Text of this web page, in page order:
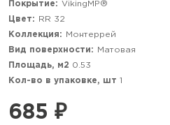
Покрытие: VikingMP®
Цвет:
RR 32
Коллекция:
Монтеррей
Вид поверхности:
Матовая
Площадь, м2 0.53
Кол-во в упаковке, шт 1
685 ₽